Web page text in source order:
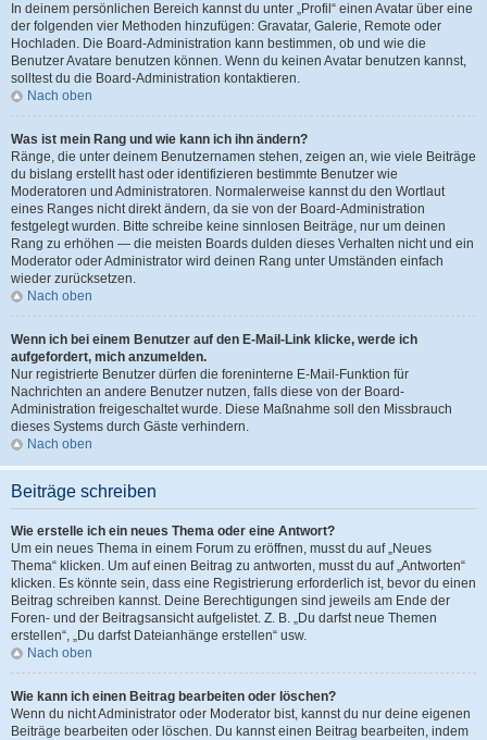
In deinem persönlichen Bereich kannst du unter „Profil“ einen Avatar über eine
der folgenden vier Methoden hinzufügen: Gravatar, Galerie, Remote oder
Hochladen. Die Board-Administration kann bestimmen, ob und wie die
Benutzer Avatare benutzen können. Wenn du keinen Avatar benutzen kannst,
solltest du die Board-Administration kontaktieren.
Nach oben
Was ist mein Rang und wie kann ich ihn ändern?
Ränge, die unter deinem Benutzernamen stehen, zeigen an, wie viele Beiträge
du bislang erstellt hast oder identifizieren bestimmte Benutzer wie
Moderatoren und Administratoren. Normalerweise kannst du den Wortlaut
eines Ranges nicht direkt ändern, da sie von der Board-Administration
festgelegt wurden. Bitte schreibe keine sinnlosen Beiträge, nur um deinen
Rang zu erhöhen — die meisten Boards dulden dieses Verhalten nicht und ein
Moderator oder Administrator wird deinen Rang unter Umständen einfach
wieder zurücksetzen.
Nach oben
Wenn ich bei einem Benutzer auf den E-Mail-Link klicke, werde ich
aufgefordert, mich anzumelden.
Nur registrierte Benutzer dürfen die foreninterne E-Mail-Funktion für
Nachrichten an andere Benutzer nutzen, falls diese von der Board-
Administration freigeschaltet wurde. Diese Maßnahme soll den Missbrauch
dieses Systems durch Gäste verhindern.
Nach oben
Beiträge schreiben
Wie erstelle ich ein neues Thema oder eine Antwort?
Um ein neues Thema in einem Forum zu eröffnen, musst du auf „Neues
Thema“ klicken. Um auf einen Beitrag zu antworten, musst du auf „Antworten“
klicken. Es könnte sein, dass eine Registrierung erforderlich ist, bevor du einen
Beitrag schreiben kannst. Deine Berechtigungen sind jeweils am Ende der
Foren- und der Beitragsansicht aufgelistet. Z. B. „Du darfst neue Themen
erstellen“, „Du darfst Dateianhänge erstellen“ usw.
Nach oben
Wie kann ich einen Beitrag bearbeiten oder löschen?
Wenn du nicht Administrator oder Moderator bist, kannst du nur deine eigenen
Beiträge bearbeiten oder löschen. Du kannst einen Beitrag bearbeiten, indem